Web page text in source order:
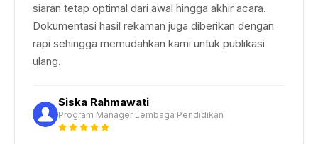
siaran tetap optimal dari awal hingga akhir acara.
Dokumentasi hasil rekaman juga diberikan dengan
rapi sehingga memudahkan kami untuk publikasi
ulang.
Siska Rahmawati
Program Manager Lembaga Pendidikan